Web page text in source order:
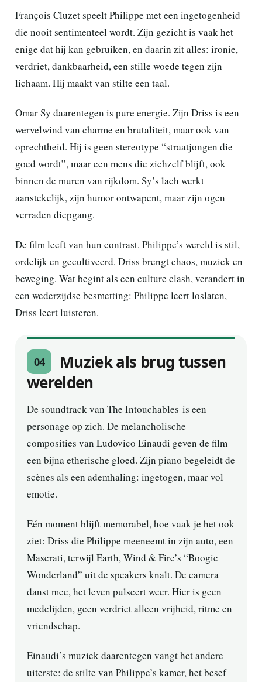
François Cluzet speelt Philippe met een ingetogenheid
die nooit sentimenteel wordt. Zijn gezicht is vaak het
enige dat hij kan gebruiken, en daarin zit alles: ironie,
verdriet, dankbaarheid, een stille woede tegen zijn
lichaam. Hij maakt van stilte een taal.
Omar Sy daarentegen is pure energie. Zijn Driss is een
wervelwind van charme en brutaliteit, maar ook van
oprechtheid. Hij is geen stereotype “straatjongen die
goed wordt”, maar een mens die zichzelf blijft, ook
binnen de muren van rijkdom. Sy’s lach werkt
aanstekelijk, zijn humor ontwapent, maar zijn ogen
verraden diepgang.
De film leeft van hun contrast. Philippe’s wereld is stil,
ordelijk en gecultiveerd. Driss brengt chaos, muziek en
beweging. Wat begint als een culture clash, verandert in
een wederzijdse besmetting: Philippe leert loslaten,
Driss leert luisteren.
04
Muziek als brug tussen
werelden
De soundtrack van The Intouchables is een
personage op zich. De melancholische
composities van Ludovico Einaudi geven de film
een bijna etherische gloed. Zijn piano begeleidt de
scènes als een ademhaling: ingetogen, maar vol
emotie.
Eén moment blijft memorabel, hoe vaak je het ook
ziet: Driss die Philippe meeneemt in zijn auto, een
Maserati, terwijl Earth, Wind & Fire’s “Boogie
Wonderland” uit de speakers knalt. De camera
danst mee, het leven pulseert weer. Hier is geen
medelijden, geen verdriet alleen vrijheid, ritme en
vriendschap.
Einaudi’s muziek daarentegen vangt het andere
uiterste: de stilte van Philippe’s kamer, het besef